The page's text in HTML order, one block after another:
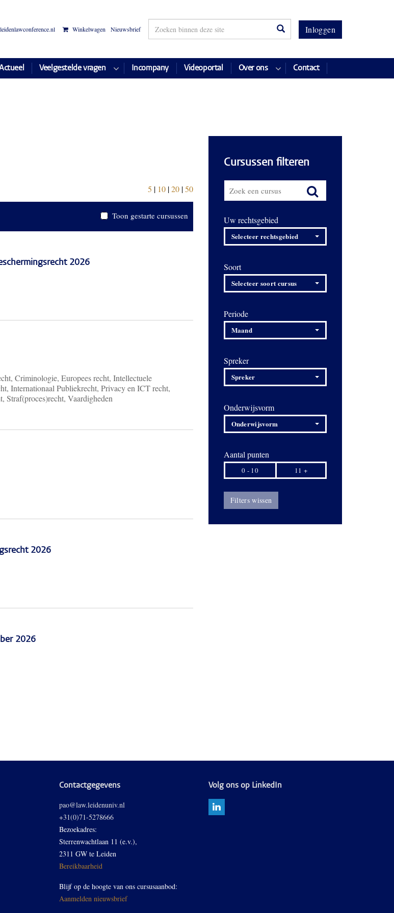
Inloggen
leidenlawconference.nl Winkelwagen Nieuwsbrief
Veelgestelde vragen Incompany Videoportal Over ons Contact
5 | 10|20|50
Toon gestarte cursussen
2026
Criminologie, Europees recht, Intellectuele
Internationaal Publiekrecht, Privacy en ICT recht,
Straf(proces)recht, Vaardigheden
2026
2026
Cursussen filteren
Uw rechtsgebied
Selecteer rechtsgebied
Soort
Selecteer soort cursus
Periode
Maand
Spreker
Spreker
Onderwijsvorm
Onderwijsvorm
Aantal punten
0 - 10 11 +
Filters wissen
Contactgegevens
pao@law.leidenuniv.nl
+31(0)71-5278666
Bezoekadres:
Sterrenwachtlaan 11 (e.v.),
2311 GW te Leiden
Bereikbaarheid
Blijf op de hoogte van ons cursusaanbod:
Aanmelden nieuwsbrief
Volg ons op LinkedIn